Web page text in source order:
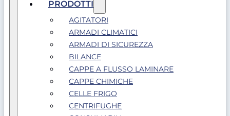
PRODOTTI
AGITATORI
ARMADI CLIMATICI
ARMADI DI SICUREZZA
BILANCE
CAPPE A FLUSSO LAMINARE
CAPPE CHIMICHE
CELLE FRIGO
CENTRIFUGHE